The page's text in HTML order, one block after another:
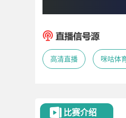
高清直播 咪咕体
比赛介绍